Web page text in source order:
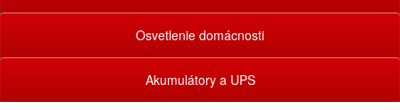
Osvetlenie domácnosti
Akumulátory a UPS